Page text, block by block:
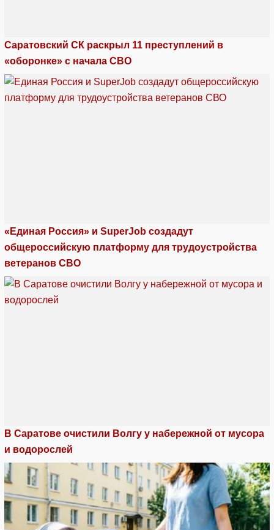
Саратовский СК раскрыл 11 преступлений в
«оборонке» с начала СВО
«Единая Россия» и SuperJob создадут
общероссийскую платформу для трудоустройства
ветеранов СВО
В Саратове очистили Волгу у набережной от мусора
и водорослей